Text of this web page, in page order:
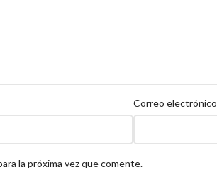
Correo electrónico
la próxima vez que comente.